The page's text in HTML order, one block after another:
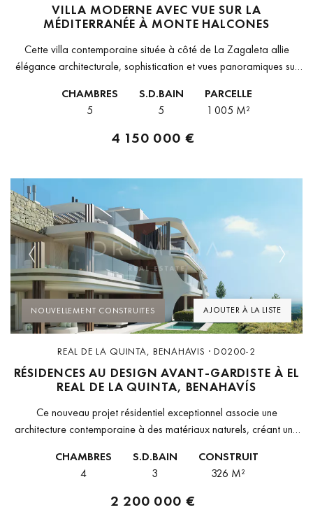
VILLA MODERNE AVEC VUE SUR LA
MÉDITERRANÉE À MONTE HALCONES
Cette villa contemporaine située à côté de La Zagaleta allie
élégance architecturale, sophistication et vues panoramiques sur
terrain de...
CHAMBRES
5
S.D.BAIN
5
PARCELLE
1 005 M²
4 150 000 €
AJOUTER À LA LISTE
Previous Next
NOUVELLEMENT CONSTRUITES
REAL DE LA QUINTA, BENAHAVIS · D0200-2
RÉSIDENCES AU DESIGN AVANT-GARDISTE À EL
REAL DE LA QUINTA, BENAHAVÍS
Ce nouveau projet résidentiel exceptionnel associe une
architecture contemporaine à des matériaux naturels, créant une
hauteur, il bénéficie de vues panoramiques sur...
CHAMBRES
4
S.D.BAIN
3
CONSTRUIT
326 M²
2 200 000 €